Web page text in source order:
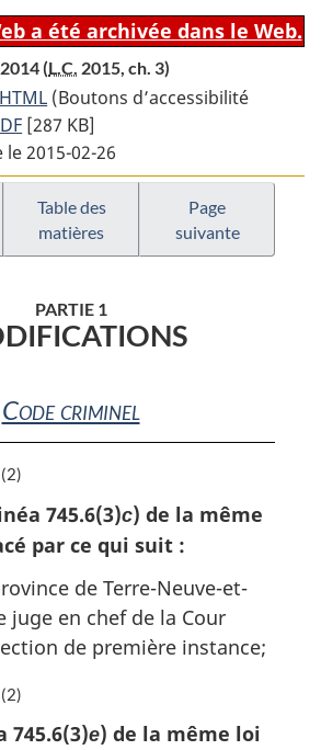
a été archivée dans le Web.
(L.C. 2015, ch. 3)
HTML Texte
complet
:
Loi
corrective
de
2014
(Boutons d’accessibilité
Texte
complet
:
Loi
corrective
de
[287 KB]
2015-02-26
Table des
matières
Page
suivante
PARTIE 1
Code criminel
745.6(3)c) de la même
par ce qui suit :
de Terre-Neuve-et-
juge en chef de la Cour
de première instance;
745.6(3)e) de la même loi